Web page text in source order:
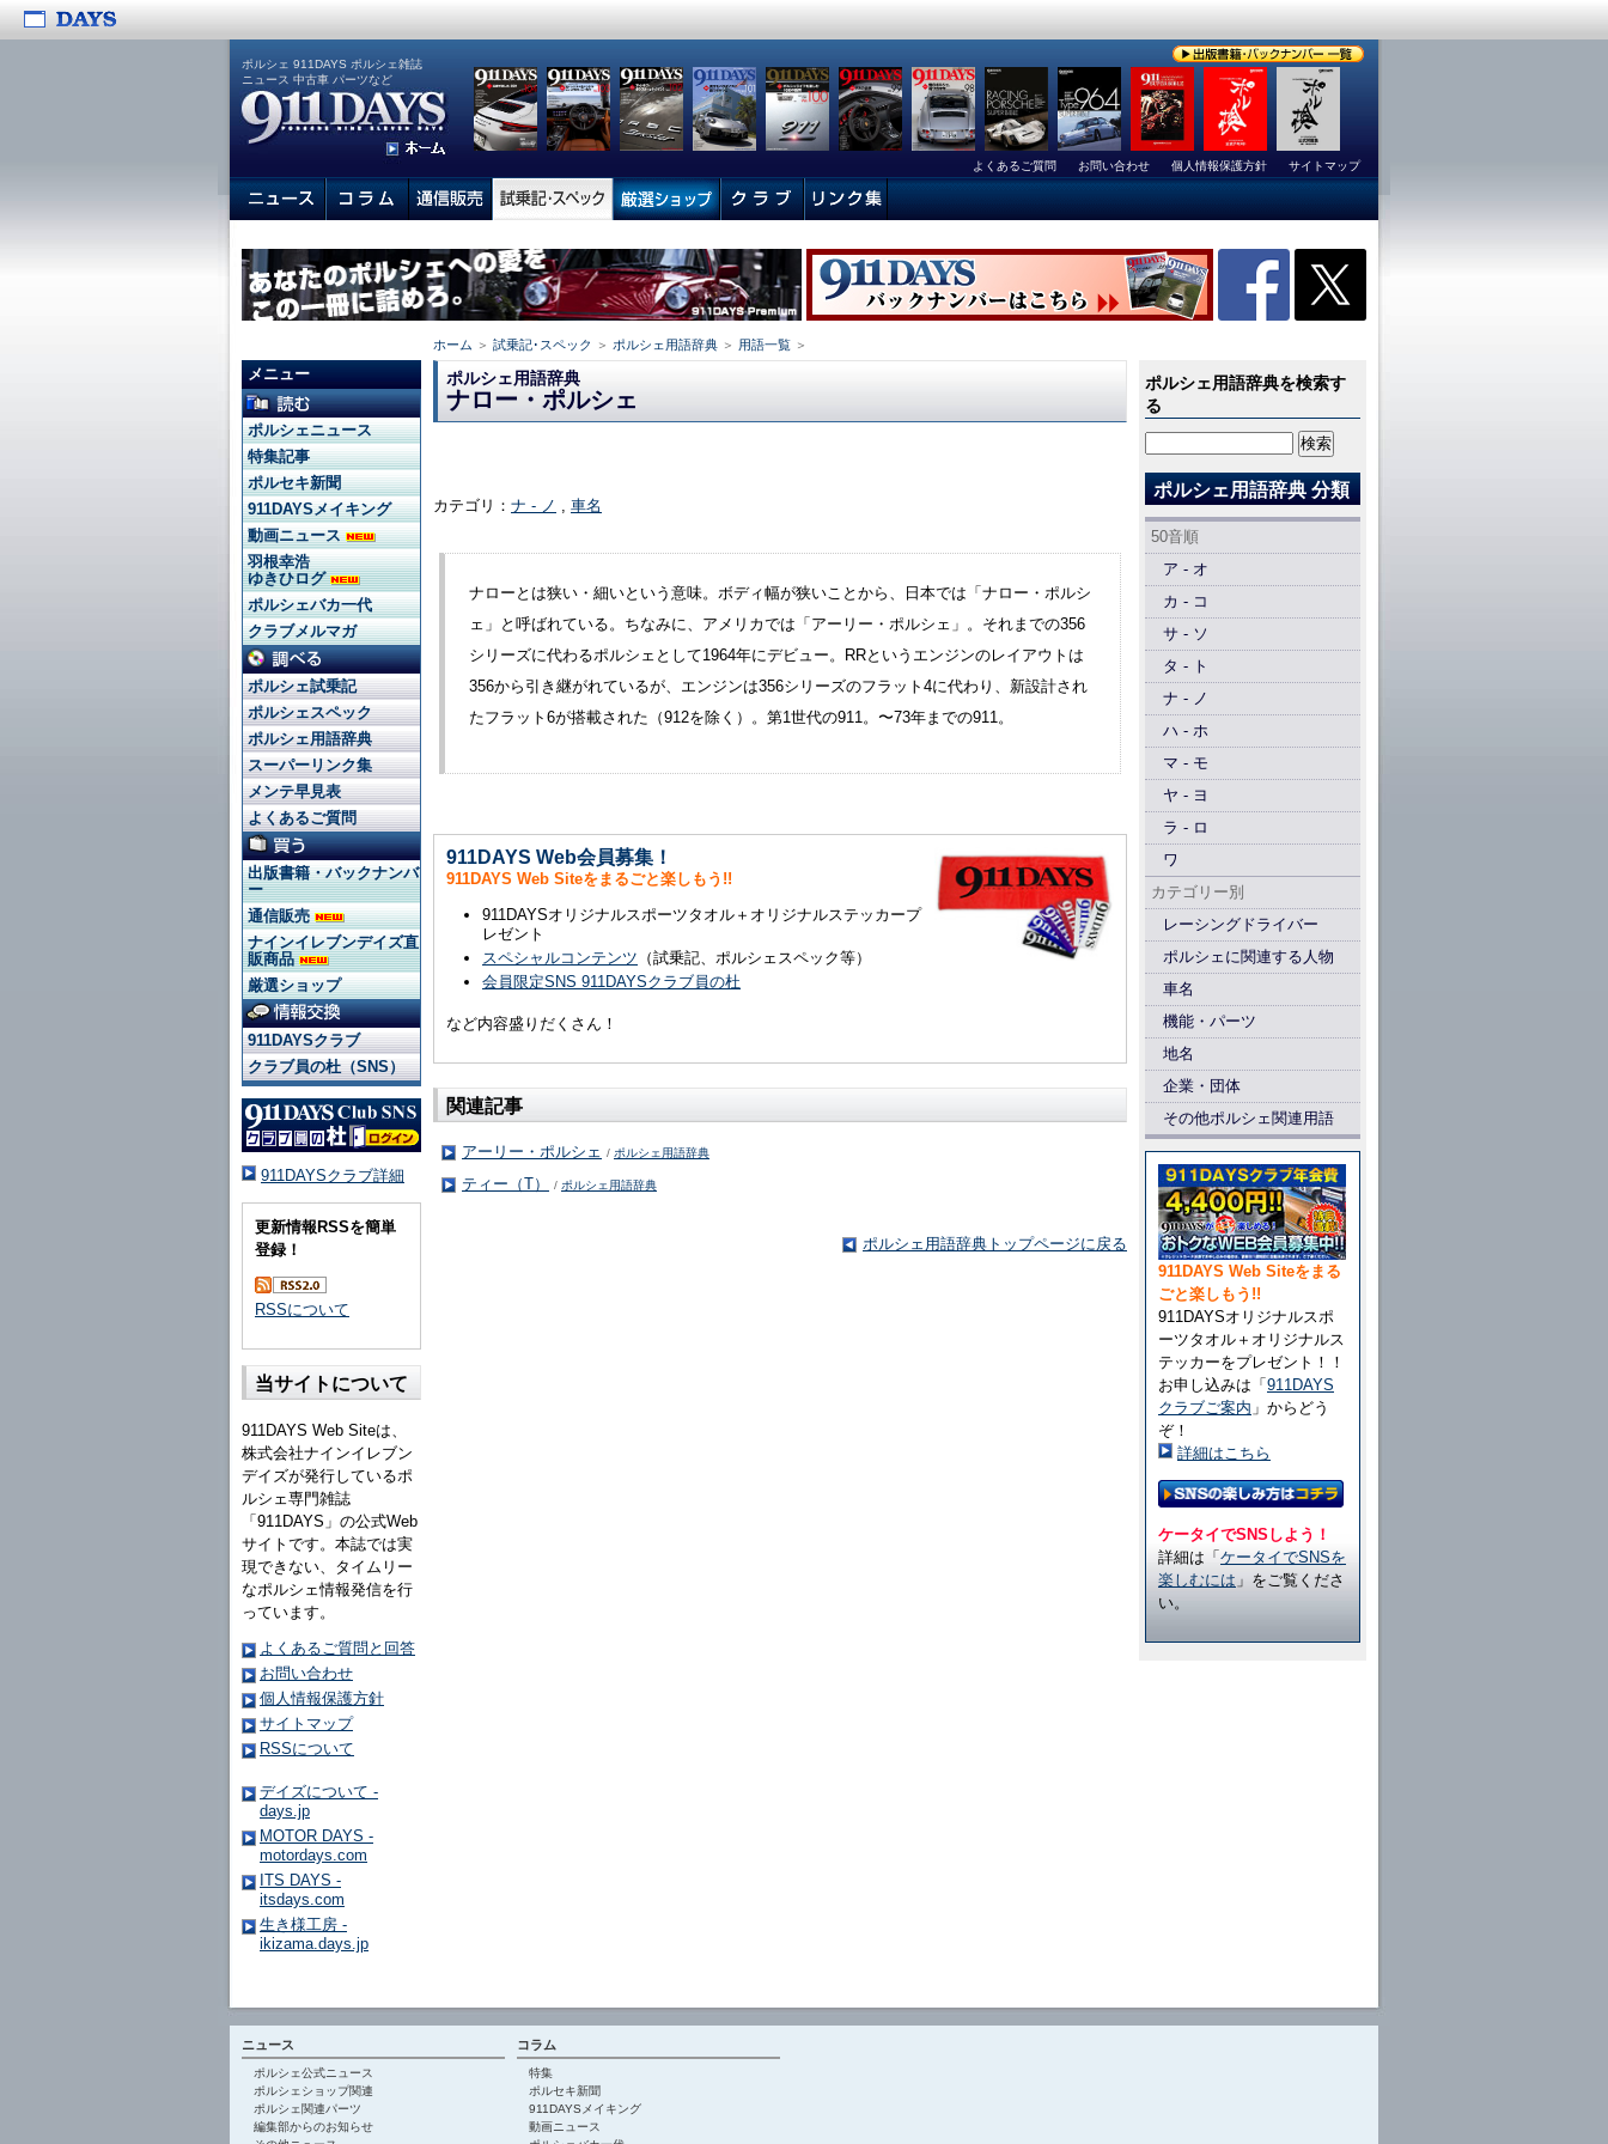
ポルシェ 911DAYS ポルシェ雑誌
ニュース 中古車 パーツなど
ホーム ＞ 試乗記･スペック ＞ ポルシェ用語辞典 ＞ 用語一覧 ＞
ポルシェ用語辞典
ナロー・ポルシェ
カテゴリ： ナ - ノ 車名
ナローとは狭い・細いという意味。ボディ幅が狭いことから、日本では「ナロー・ポルシ
ェ」と呼ばれている。ちなみに、アメリカでは「アーリー・ポルシェ」。それまでの356
シリーズに代わるポルシェとして1964年にデビュー。RRというエンジンのレイアウトは
356から引き継がれているが、エンジンは356シリーズのフラット4に代わり、新設計され
たフラット6が搭載された（912を除く）。第1世代の911。〜73年までの911。
911DAYS Web会員募集！
911DAYS Web Siteをまるごと楽しもう!!
911DAYSオリジナルスポーツタオル＋オリジナルステッカープ
レゼント
スペシャルコンテンツ （試乗記、ポルシェスペック等）
会員限定SNS 911DAYSクラブ員の杜
など内容盛りだくさん！
関連記事
アーリー・ポルシェ / ポルシェ用語辞典
ティー（T） / ポルシェ用語辞典
ポルシェ用語辞典トップページに戻る
ポルシェ用語辞典を検索す
る
ポルシェ用語辞典 分類
50音順
ア - オ
カ - コ
サ - ソ
タ - ト
ナ - ノ
ハ - ホ
マ - モ
ヤ - ヨ
ラ - ロ
ワ
カテゴリー別
レーシングドライバー
ポルシェに関連する人物
車名
機能・パーツ
地名
企業・団体
その他ポルシェ関連用語
911DAYS Web Siteをまる
ごと楽しもう!!
911DAYSオリジナルスポ
ーツタオル＋オリジナルス
テッカーをプレゼント！！
お申し込みは「 911DAYS
クラブご案内 」からどう
ぞ！
詳細はこちら
ケータイでSNSしよう！
詳細は「 ケータイでSNSを
楽しむには 」をご覧くださ
い。
メニュー
ポルシェニュース
特集記事
ポルセキ新聞
911DAYSメイキング
動画ニュース
羽根幸浩
ゆきひログ
ポルシェバカ一代
クラブメルマガ
ポルシェ試乗記
ポルシェスペック
ポルシェ用語辞典
スーパーリンク集
メンテ早見表
よくあるご質問
出版書籍・バックナンバ
ー
通信販売
ナインイレブンデイズ直
販商品
厳選ショップ
911DAYSクラブ
クラブ員の杜（SNS）
911DAYSクラブ詳細
更新情報RSSを簡単
登録！
RSSについて
当サイトについて
911DAYS Web Siteは、
株式会社ナインイレブン
デイズが発行しているポ
ルシェ専門雑誌
「911DAYS」の公式Web
サイトです。本誌では実
現できない、タイムリー
なポルシェ情報発信を行
っています。
よくあるご質問と回答
お問い合わせ
個人情報保護方針
サイトマップ
RSSについて
デイズについて -
days.jp
MOTOR DAYS -
motordays.com
ITS DAYS -
itsdays.com
生き様工房 -
ikizama.days.jp
よくあるご質問 お問い合わせ 個人情報保護方針 サイトマップ
ニュース
ポルシェ公式ニュース
ポルシェショップ関連
ポルシェ関連パーツ
編集部からのお知らせ
コラム
特集
ポルセキ新聞
911DAYSメイキング
動画ニュース